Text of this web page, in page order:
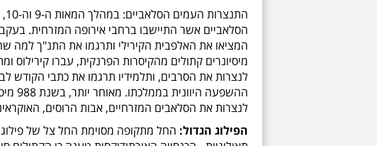
הסלאביים אשר התיישבו ברחבי אירופה המזרחית.
המציאו את האלפבית הקירילי ותרגמו את התנ"ך למה
מיסיונרים קתולים מהקיסרות הפרנקית, עברו קירילוס
לנצרות את הסרבים, ותלמידיו תרגמו את כתבי הקודש
לנצרות את הסלאבים המזרחיים, אבות הרוסים,
הפילוג הגדול: החל מתקופה מסוימת החל צל של